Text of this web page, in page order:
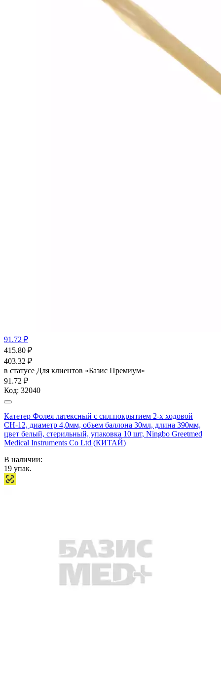
91.72 ₽
415.80 ₽
403.32 ₽
в статусе Для клиентов «Базис Премиум»
91.72 ₽
Код: 32040
Катетер Фолея латексный с сил.покрытием 2-х ходовой
СН-12, диаметр 4,0мм, объем баллона 30мл, длина 390мм,
цвет белый, стерильный, упаковка 10 шт, Ningbo Greetmed
Medical Instruments Co Ltd (КИТАЙ)
В наличии:
19 упак.